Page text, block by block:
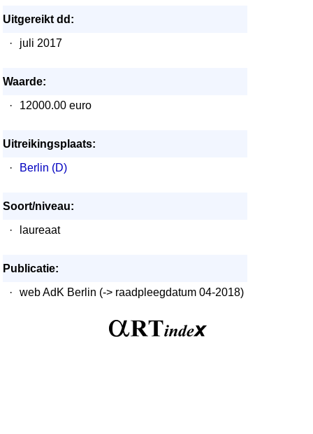
Uitgereikt dd:
·
juli 2017
Waarde:
·
12000.00 euro
Uitreikingsplaats:
·
Berlin (D)
Soort/niveau:
·
laureaat
Publicatie:
·
web AdK Berlin (-> raadpleegdatum 04-2018)